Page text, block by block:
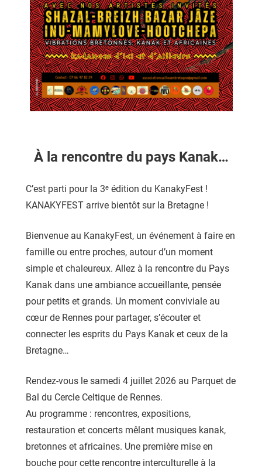
À la rencontre du pays Kanak…
C’est parti pour la 3ᵉ édition du KanakyFest !
KANAKYFEST arrive bientôt sur la Bretagne !
Bienvenue au KanakyFest, un événement à faire en
famille ou entre proches, autour d’un moment
simple et chaleureux. Allez à la rencontre du Pays
Kanak dans une ambiance accueillante, pensée
pour petits et grands. Un moment conviviale au
cœur de Rennes pour partager, s’écouter et
connecter les esprits du Pays Kanak et ceux de la
Bretagne…
Rendez-vous le samedi 4 juillet 2026 au Parquet de
Bal du Cercle Celtique de Rennes.
Au programme : rencontres, expositions,
restauration et concerts mêlant musiques kanak,
bretonnes et africaines. Une première mise en
bouche pour cette rencontre interculturelle à la